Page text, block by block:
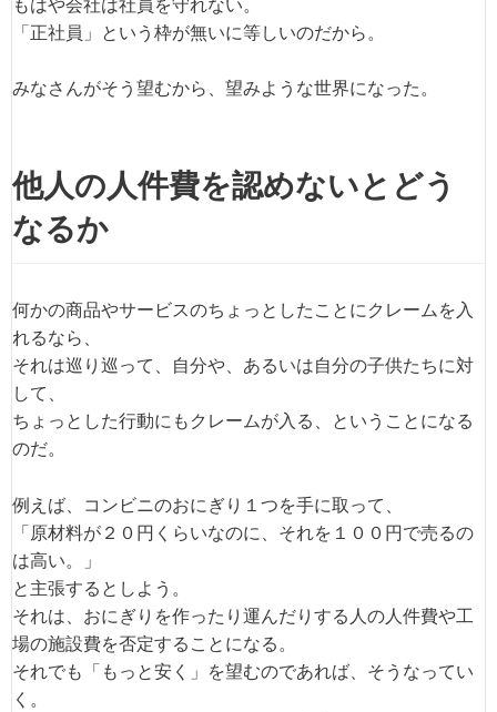
「正社員」という枠が無いに等しいのだから。
みなさんがそう望むから、望みような世界になった。
他人の人件費を認めないとどう
なるか
何かの商品やサービスのちょっとしたことにクレームを入
れるなら、
それは巡り巡って、自分や、あるいは自分の子供たちに対
して、
ちょっとした行動にもクレームが入る、ということになる
のだ。
例えば、コンビニのおにぎり１つを手に取って、
「原材料が２０円くらいなのに、それを１００円で売るの
は高い。」
と主張するとしよう。
それは、おにぎりを作ったり運んだりする人の人件費や工
場の施設費を否定することになる。
それでも「もっと安く」を望むのであれば、そうなってい
く。